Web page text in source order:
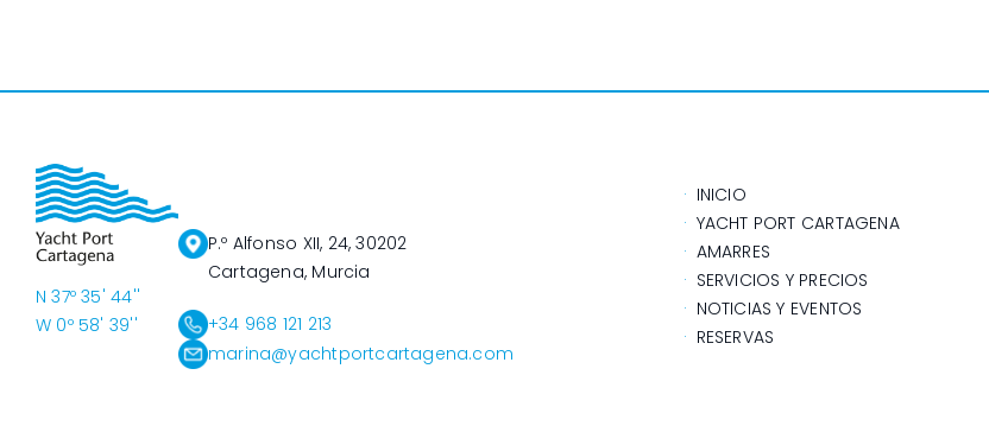
N 37º 35' 44''
W 0º 58' 39''
P.º Alfonso XII, 24, 30202
Cartagena, Murcia
+34 968 121 213
marina@yachtportcartagena.com
INICIO
YACHT PORT CARTAGENA
AMARRES
SERVICIOS Y PRECIOS
NOTICIAS Y EVENTOS
RESERVAS